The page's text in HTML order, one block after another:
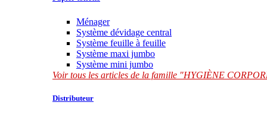
Ménager
Système dévidage central
Système feuille à feuille
Système maxi jumbo
Système mini jumbo
Voir tous les articles de la famille "HYGIÈNE
Distributeur